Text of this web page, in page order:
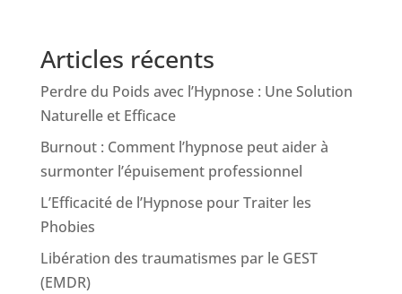
Articles récents
Perdre du Poids avec l’Hypnose : Une Solution
Naturelle et Efficace
Burnout : Comment l’hypnose peut aider à
surmonter l’épuisement professionnel
L’Efficacité de l’Hypnose pour Traiter les
Phobies
Libération des traumatismes par le GEST
(EMDR)